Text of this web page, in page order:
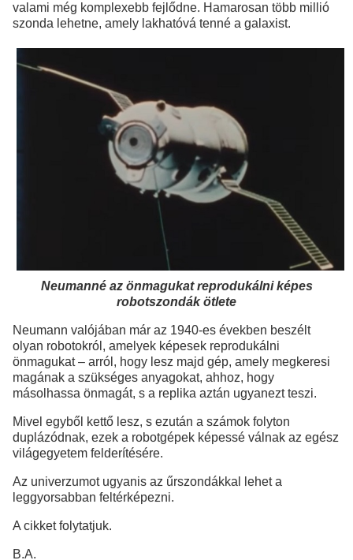
valami még komplexebb fejlődne. Hamarosan több millió
szonda lehetne, amely lakhatóvá tenné a galaxist.
Neumanné az önmagukat reprodukálni képes
robotszondák ötlete
Neumann valójában már az 1940-es években beszélt
olyan robotokról, amelyek képesek reprodukálni
önmagukat – arról, hogy lesz majd gép, amely megkeresi
magának a szükséges anyagokat, ahhoz, hogy
másolhassa önmagát, s a replika aztán ugyanezt teszi.
Mivel egyből kettő lesz, s ezután a számok folyton
duplázódnak, ezek a robotgépek képessé válnak az egész
világegyetem felderítésére.
Az univerzumot ugyanis az űrszondákkal lehet a
leggyorsabban feltérképezni.
A cikket folytatjuk.
B.A.